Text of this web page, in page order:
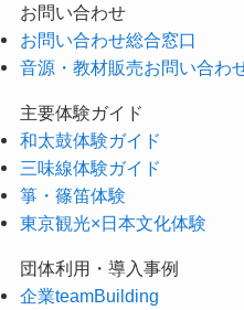
お問い合わせ
お問い合わせ総合窓口
音源・教材販売お問い合わ
主要体験ガイド
和太鼓体験ガイド
三味線体験ガイド
箏・篠笛体験
東京観光×日本文化体験
団体利用・導入事例
企業teamBuilding